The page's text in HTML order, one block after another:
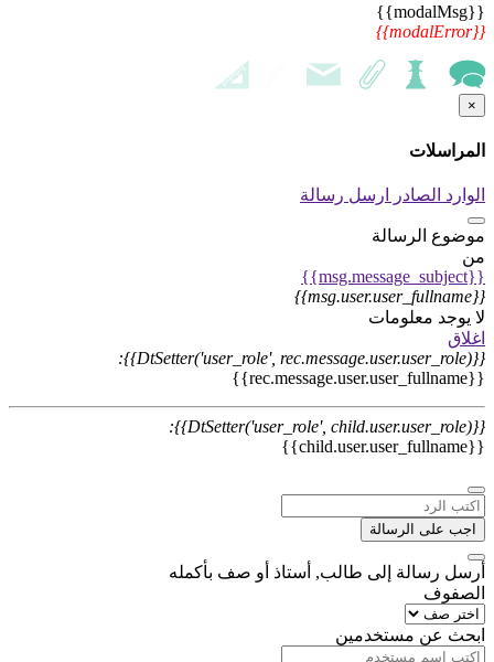
{{modalMsg}}
{{modalError}}
×
المراسلات
الوارد الصادر ارسل رسالة
موضوع الرسالة
من
{{msg.message_subject}}
{{msg.user.user_fullname}}
لا يوجد معلومات
اغلاق
{{DtSetter('user_role', rec.message.user.user_role)}}:
{{rec.message.user.user_fullname}}
{{DtSetter('user_role', child.user.user_role)}}:
{{child.user.user_fullname}}
اجب على الرسالة
أرسل رسالة إلى طالب, أستاذ أو صف بأكمله
الصفوف
ابحث عن مستخدمين